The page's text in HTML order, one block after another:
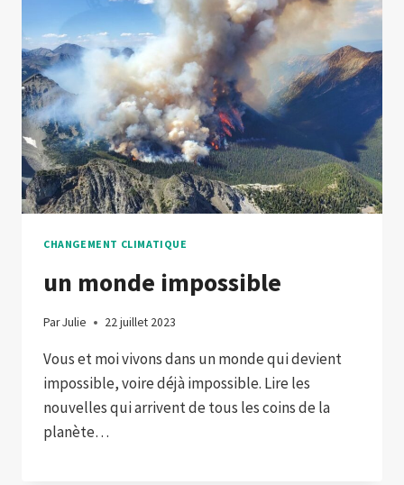
CHANGEMENT CLIMATIQUE
un monde impossible
ParJulie 22 juillet 2023
Vous et moi vivons dans un monde qui devient
impossible, voire déjà impossible. Lire les
nouvelles qui arrivent de tous les coins de la
planète…